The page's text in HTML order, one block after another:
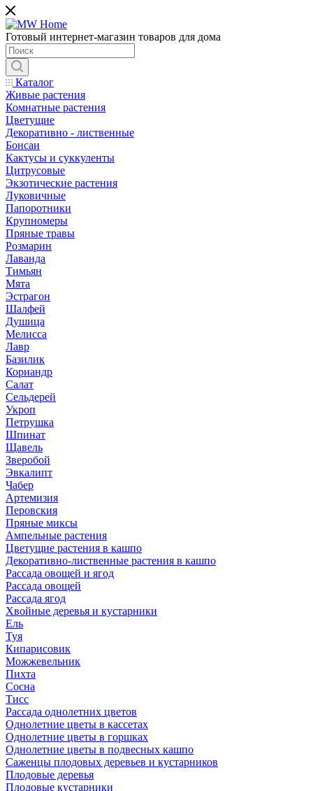
Готовый интернет-магазин товаров для дома
Каталог
Живые растения
Комнатные растения
Цветущие
Декоративно - лиственные
Бонсаи
Кактусы и суккуленты
Цитрусовые
Экзотические растения
Луковичные
Папоротники
Крупномеры
Пряные травы
Розмарин
Лаванда
Тимьян
Мята
Эстрагон
Шалфей
Душица
Мелисса
Лавр
Базилик
Кориандр
Салат
Сельдерей
Укроп
Петрушка
Шпинат
Щавель
Зверобой
Эвкалипт
Чабер
Артемизия
Перовския
Пряные миксы
Ампельные растения
Цветущие растения в кашпо
Декоративно-лиственные растения в кашпо
Рассада овощей и ягод
Рассада овощей
Рассада ягод
Хвойные деревья и кустарники
Ель
Туя
Кипарисовик
Можжевельник
Пихта
Сосна
Тисc
Рассада однолетних цветов
Однолетние цветы в кассетах
Однолетние цветы в горшках
Однолетние цветы в подвесных кашпо
Саженцы плодовых деревьев и кустарников
Плодовые деревья
Плодовые кустарники